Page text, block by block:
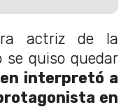
actriz de la
se quiso quedar
interpretó a
en